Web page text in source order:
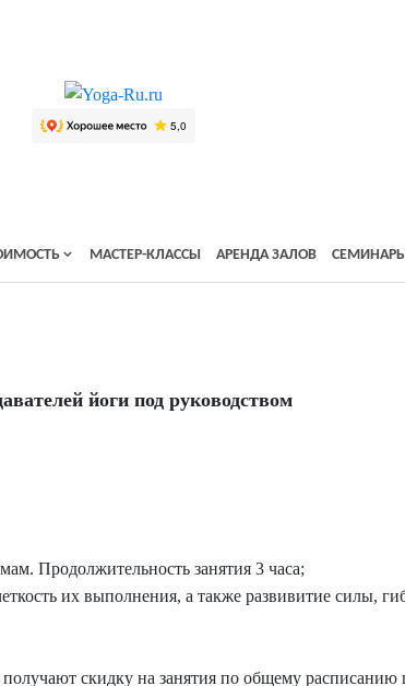
МАСТЕР-КЛАССЫ АРЕНДА ЗАЛОВ
йоги под руководством
Продолжительность занятия 3 часа;
их выполнения, а также развивитие силы,
скидку на занятия по общему расписанию